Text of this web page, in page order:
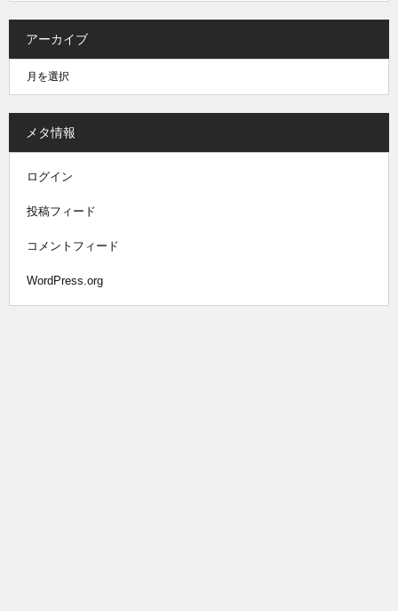
アーカイブ
メタ情報
ログイン
投稿フィード
コメントフィード
WordPress.org